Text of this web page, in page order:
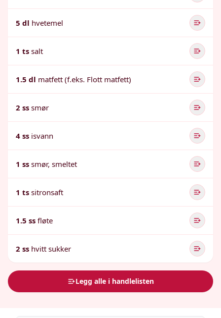
5 dl hvetemel
1 ts salt
1.5 dl matfett (f.eks. Flott matfett)
2 ss smør
4 ss isvann
1 ss smør, smeltet
1 ts sitronsaft
1.5 ss fløte
2 ss hvitt sukker
Legg alle i handlelisten